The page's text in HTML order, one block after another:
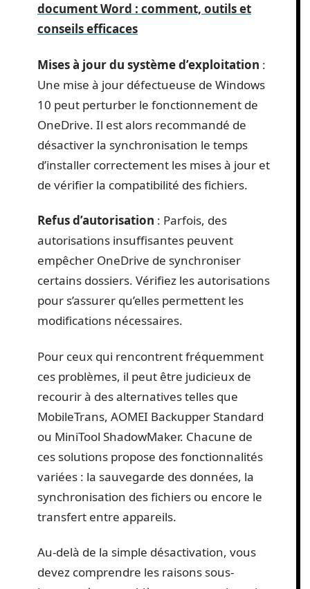
document Word : comment, outils et
conseils efficaces
Mises à jour du système d’exploitation :
Une mise à jour défectueuse de Windows
10 peut perturber le fonctionnement de
OneDrive. Il est alors recommandé de
désactiver la synchronisation le temps
d’installer correctement les mises à jour et
de vérifier la compatibilité des fichiers.
Refus d’autorisation : Parfois, des
autorisations insuffisantes peuvent
empêcher OneDrive de synchroniser
certains dossiers. Vérifiez les autorisations
pour s’assurer qu’elles permettent les
modifications nécessaires.
Pour ceux qui rencontrent fréquemment
ces problèmes, il peut être judicieux de
recourir à des alternatives telles que
MobileTrans, AOMEI Backupper Standard
ou MiniTool ShadowMaker. Chacune de
ces solutions propose des fonctionnalités
variées : la sauvegarde des données, la
synchronisation des fichiers ou encore le
transfert entre appareils.
Au-delà de la simple désactivation, vous
devez comprendre les raisons sous-